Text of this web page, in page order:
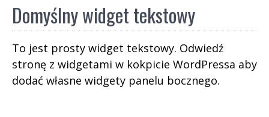
marginalizowane i niedoceniane przez wielką
politykę ludzkiej obojętności.
Domyślny widget tekstowy
To jest prosty widget tekstowy. Odwiedź
stronę z widgetami w kokpicie WordPressa aby
dodać własne widgety panelu bocznego.